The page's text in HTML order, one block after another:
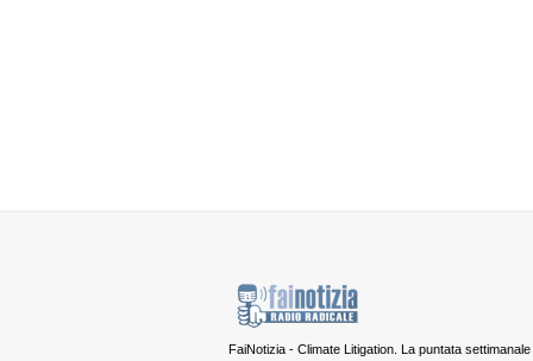
FaiNotizia - Climate Litigation. La puntata settimanale